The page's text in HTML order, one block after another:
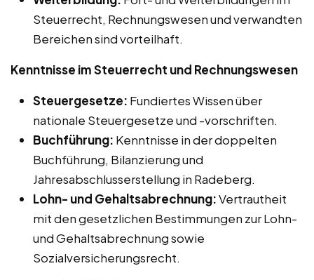
Steuerrecht, Rechnungswesen und verwandten
Bereichen sind vorteilhaft.
Kenntnisse im Steuerrecht und Rechnungswesen
Steuergesetze: Fundiertes Wissen über
nationale Steuergesetze und -vorschriften.
Buchführung: Kenntnisse in der doppelten
Buchführung, Bilanzierung und
Jahresabschlusserstellung in Radeberg.
Lohn- und Gehaltsabrechnung:Vertrautheit
mit den gesetzlichen Bestimmungen zur Lohn-
und Gehaltsabrechnung sowie
Sozialversicherungsrecht.